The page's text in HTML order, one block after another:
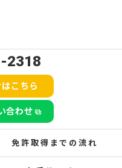
2318
こちら
合わせ
免許取得までの流れ